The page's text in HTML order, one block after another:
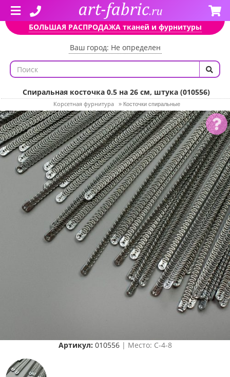
БОЛЬШАЯ РАСПРОДАЖА тканей и фурнитуры
Ваш город: Не определен
Спиральная косточка 0.5 на 26 см, штука (010556)
Корсетная фурнитура » Косточки спиральные
Артикул: 010556| Место: C-4-8